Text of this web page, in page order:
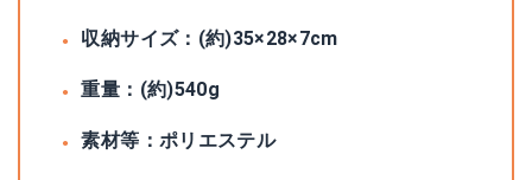
収納サイズ：(約)35×28×7cm
重量：(約)540g
素材等：ポリエステル